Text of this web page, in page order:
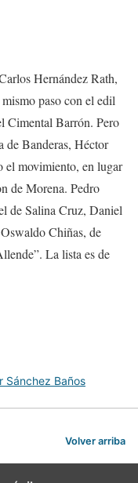
Hernández Rath,
paso con el edil
Cimental Barrón. Pero
de Banderas, Héctor
el movimiento, en lugar
de Morena. Pedro
de Salina Cruz, Daniel
Chiñas, de
La lista es de
Sánchez Baños
Volver arriba